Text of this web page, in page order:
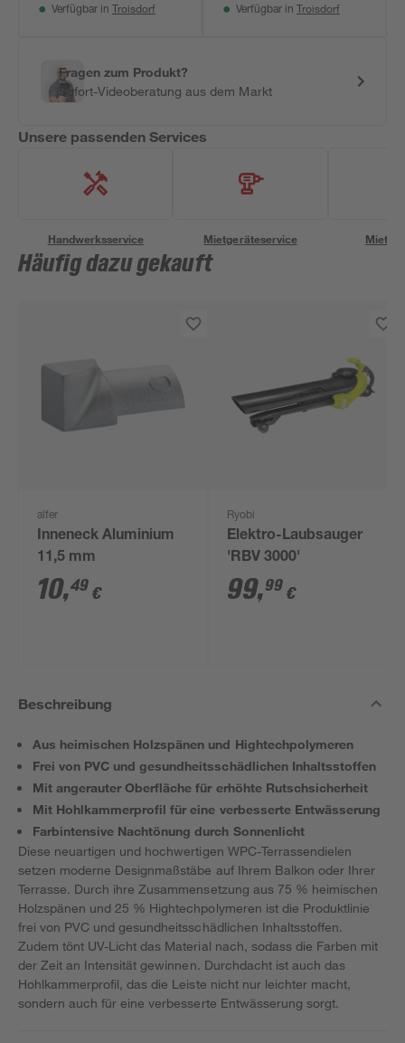
Verfügbar in Troisdorf
Verfügbar in Troisdorf
Fragen zum Produkt?
Sofort-Videoberatung aus dem Markt
Unsere passenden Services
Handwerksservice Mietgeräteservice
Häufig dazu gekauft
alfer
Inneneck Aluminium
11,5 mm
10,49 €
Ryobi
Elektro-Laubsauger
'RBV 3000'
99,99 €
Beschreibung
Aus heimischen Holzspänen und Hightechpolymeren
Frei von PVC und gesundheitsschädlichen Inhaltsstoffen
Mit angerauter Oberfläche für erhöhte Rutschsicherheit
Mit Hohlkammerprofil für eine verbesserte Entwässerung
Farbintensive Nachtönung durch Sonnenlicht
Diese neuartigen und hochwertigen WPC-Terrassendielen
setzen moderne Designmaßstäbe auf Ihrem Balkon oder Ihrer
Terrasse. Durch ihre Zusammensetzung aus 75 % heimischen
Holzspänen und 25 % Hightechpolymeren ist die Produktlinie
frei von PVC und gesundheitsschädlichen Inhaltsstoffen.
Zudem tönt UV-Licht das Material nach, sodass die Farben mit
der Zeit an Intensität gewinnen. Durchdacht ist auch das
Hohlkammerprofil, das die Leiste nicht nur leichter macht,
sondern auch für eine verbesserte Entwässerung sorgt.